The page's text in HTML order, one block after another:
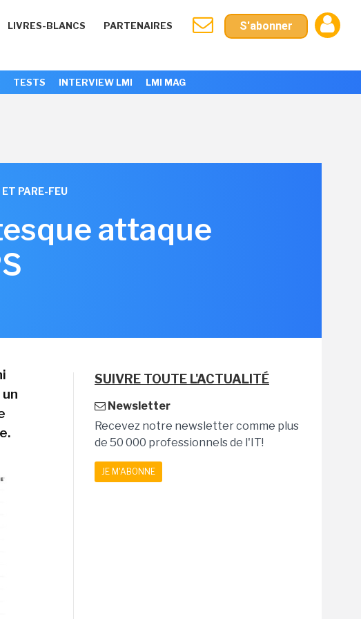
LIVRES-BLANCS PARTENAIRES S'abonner
TESTS INTERVIEW LMI LMI MAG
PARE-FEU
attaque
SUIVRE TOUTE L'ACTUALITÉ
Newsletter
Recevez notre newsletter comme plus
de 50 000 professionnels de l'IT!
JE M'ABONNE